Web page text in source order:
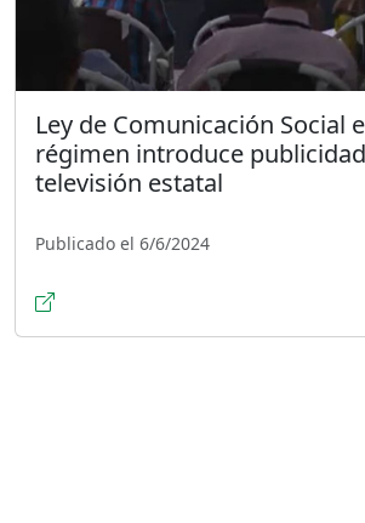
Ley de Comunicación Social
régimen introduce
televisión estatal
Publicado el 6/6/2024